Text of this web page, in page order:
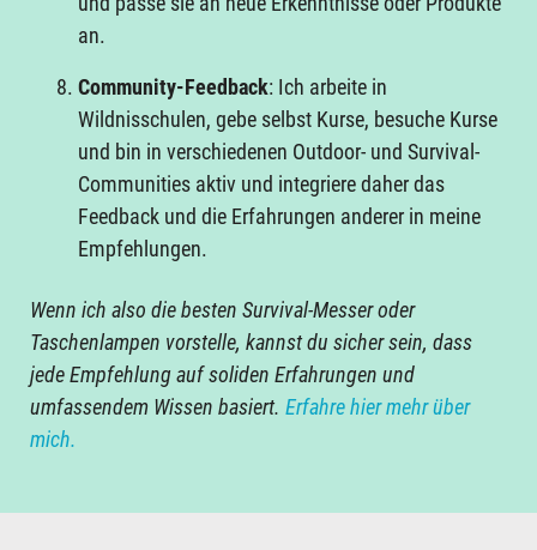
an.
Community-Feedback: Ich arbeite in
Wildnisschulen, gebe selbst Kurse, besuche Kurse
und bin in verschiedenen Outdoor- und Survival-
Communities aktiv und integriere daher das
Feedback und die Erfahrungen anderer in meine
Empfehlungen.
Wenn ich also die besten Survival-Messer oder
Taschenlampen vorstelle, kannst du sicher sein, dass
jede Empfehlung auf soliden Erfahrungen und
umfassendem Wissen basiert. Erfahre hier mehr über
mich.